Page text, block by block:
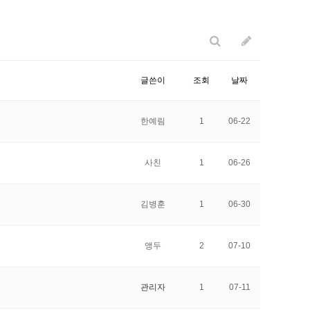
글쓴이 조회 날짜
한예림 1 06-22
사친 1 06-26
김병훈 1 06-30
앵두 2 07-10
관리자 1 07-11